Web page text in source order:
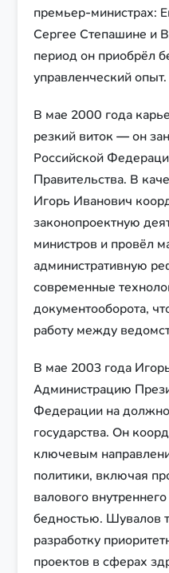
премьер-министрах:
Сергее Степашине и
период он приобрёл
управленческий опыт.
В мае 2000 года
резкий виток — он
Российской
Правительства. В
Игорь Иванович
законопроектную
министров и провёл
административную
современные
документооборота,
работу между
В мае 2003 года
Администрацию
Федерации на
государства. Он
ключевым
политики, включая
валового
бедностью. Шувалов
разработку
проектов в сферах